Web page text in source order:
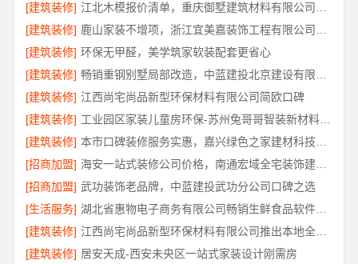
[建筑装修]
[建筑装修]
[建筑装修] 环保无甲醛，美学筑家软装配套更省心
[建筑装修]
[建筑装修] 江西尚宅尚品新型环保材料有限公司简欧口碑
[建筑装修]
工业园区家装儿童房环保-苏州兔哥哥智装新材料有限公司精选环保品牌材料
[建筑装修]
[招商加盟]
海安一站式装修公司价格，南通宏域全宅装饰建材有限公司预算
[招商加盟] 武功装饰老品牌，中蓝建投武功分公司口碑之选
[生活服务]
湖北省惠物电子商务有限公司畅销生鲜食品软件功能解析
[建筑装修]
江西尚宅尚品新型环保材料有限公司推出本地全屋定制简欧套餐
[建筑装修] 居安天成-西安未央区一站式家装设计刚需房